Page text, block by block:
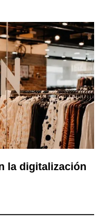
la digitalización